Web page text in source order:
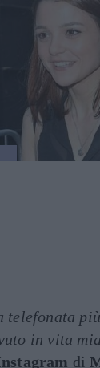
telefonata
in vita mia
di